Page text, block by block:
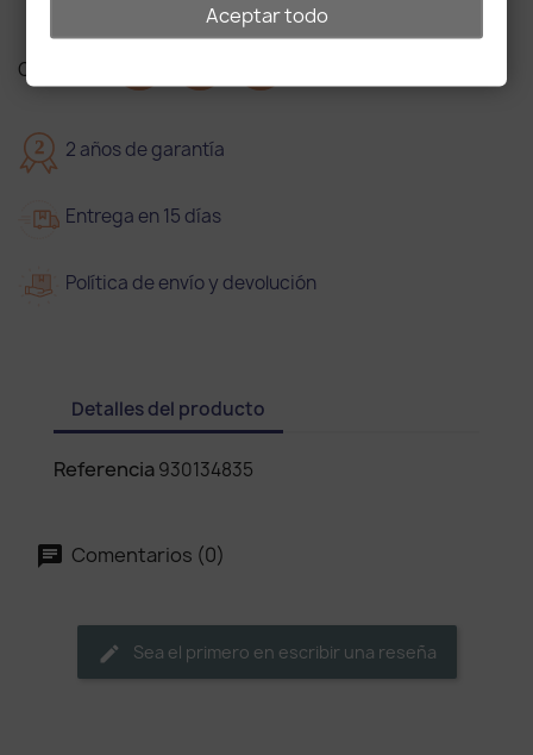
Compartir
2 2 años de garantía
Entrega en 15 días
Política de envío y devolución
Detalles del producto
Referencia930134835
Comentarios (0)
Sea el primero en escribir una reseña
Aceptar todo